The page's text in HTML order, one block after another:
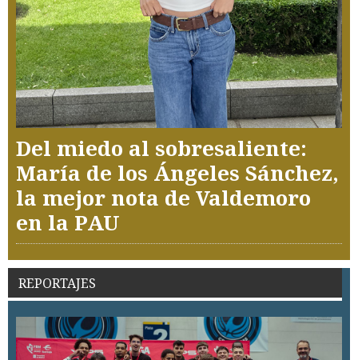
Del miedo al sobresaliente:
María de los Ángeles Sánchez,
la mejor nota de Valdemoro
en la PAU
REPORTAJES